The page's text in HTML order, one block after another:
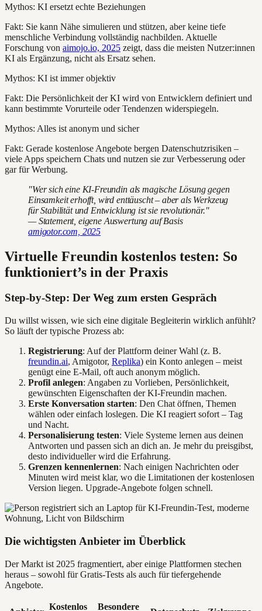
Mythos: KI ersetzt echte Beziehungen
Fakt: Sie kann Nähe simulieren und stützen, aber keine tiefe
menschliche Verbindung vollständig nachbilden. Aktuelle
Forschung von aimojo.io, 2025 zeigt, dass die meisten Nutzer:innen
KI als Ergänzung, nicht als Ersatz sehen.
Mythos: KI ist immer objektiv
Fakt: Die Persönlichkeit der KI wird von Entwicklern definiert und
kann bestimmte Vorurteile oder Tendenzen widerspiegeln.
Mythos: Alles ist anonym und sicher
Fakt: Gerade kostenlose Angebote bergen Datenschutzrisiken –
viele Apps speichern Chats und nutzen sie zur Verbesserung oder
gar für Werbung.
"Wer sich eine KI-Freundin als magische Lösung gegen
Einsamkeit erhofft, wird enttäuscht – aber als Werkzeug
für Stabilität und Entwicklung ist sie revolutionär."
— Statement, eigene Auswertung auf Basis
amigotor.com, 2025
Virtuelle Freundin kostenlos testen: So
funktioniert’s in der Praxis
Step-by-Step: Der Weg zum ersten Gespräch
Du willst wissen, wie sich eine digitale Begleiterin wirklich anfühlt?
So läuft der typische Prozess ab:
Registrierung: Auf der Plattform deiner Wahl (z. B.
freundin.ai, Amigotor, Replika) ein Konto anlegen – meist
genügt eine E-Mail, oft auch anonym möglich.
Profil anlegen: Angaben zu Vorlieben, Persönlichkeit,
gewünschten Eigenschaften der KI-Freundin machen.
Erste Konversation starten: Den Chat öffnen, Themen
wählen oder einfach loslegen. Die KI reagiert sofort – Tag
und Nacht.
Personalisierung testen: Viele Systeme lernen aus deinen
Antworten und passen sich an dich an. Je mehr du preisgibst,
desto individueller wird die Erfahrung.
Grenzen kennenlernen: Nach einigen Nachrichten oder
Minuten wird meist klar, wo die Limitationen der kostenlosen
Version liegen. Upgrade-Angebote folgen schnell.
Die wichtigsten Anbieter im Überblick
Der Markt ist 2025 fragmentiert, aber einige Plattformen stechen
heraus – sowohl für Gratis-Tests als auch für tiefergehende
Angebote.
Kostenlos Besondere